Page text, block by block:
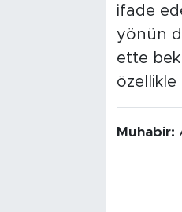
ifade
yönün
ette
Muhabir: